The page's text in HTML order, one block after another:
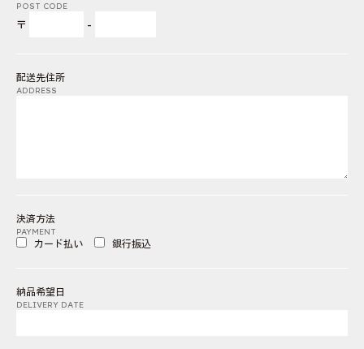
POST CODE
〒 -
配送先住所
ADDRESS
決済方法
PAYMENT
カード払い 銀行振込
納品希望日
DELIVERY DATE